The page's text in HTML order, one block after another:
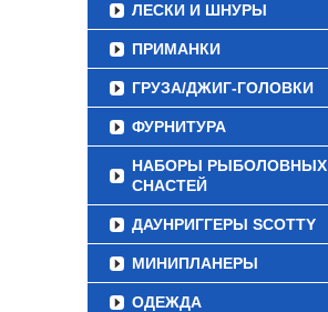
ЛЕСКИ И ШНУРЫ
ПРИМАНКИ
ГРУЗА/ДЖИГ-ГОЛОВКИ
ФУРНИТУРА
НАБОРЫ РЫБОЛОВНЫХ
СНАСТЕЙ
ДАУНРИГГЕРЫ SCOTTY
МИНИПЛАНЕРЫ
ОДЕЖДА